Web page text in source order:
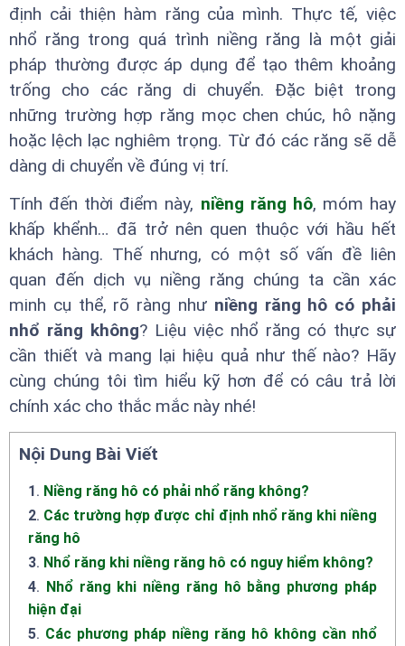
định cải thiện hàm răng của mình. Thực tế, việc
nhổ răng trong quá trình niềng răng là một giải
pháp thường được áp dụng để tạo thêm khoảng
trống cho các răng di chuyển. Đặc biệt trong
những trường hợp răng mọc chen chúc, hô nặng
hoặc lệch lạc nghiêm trọng. Từ đó các răng sẽ dễ
dàng di chuyển về đúng vị trí.
Tính đến thời điểm này, niềng răng hô, móm hay
khấp khểnh… đã trở nên quen thuộc với hầu hết
khách hàng. Thế nhưng, có một số vấn đề liên
quan đến dịch vụ niềng răng chúng ta cần xác
minh cụ thể, rõ ràng như niềng răng hô có phải
nhổ răng không? Liệu việc nhổ răng có thực sự
cần thiết và mang lại hiệu quả như thế nào? Hãy
cùng chúng tôi tìm hiểu kỹ hơn để có câu trả lời
chính xác cho thắc mắc này nhé!
Nội Dung Bài Viết
1. Niềng răng hô có phải nhổ răng không?
2. Các trường hợp được chỉ định nhổ răng khi niềng
răng hô
3. Nhổ răng khi niềng răng hô có nguy hiểm không?
4. Nhổ răng khi niềng răng hô bằng phương pháp
hiện đại
5. Các phương pháp niềng răng hô không cần nhổ